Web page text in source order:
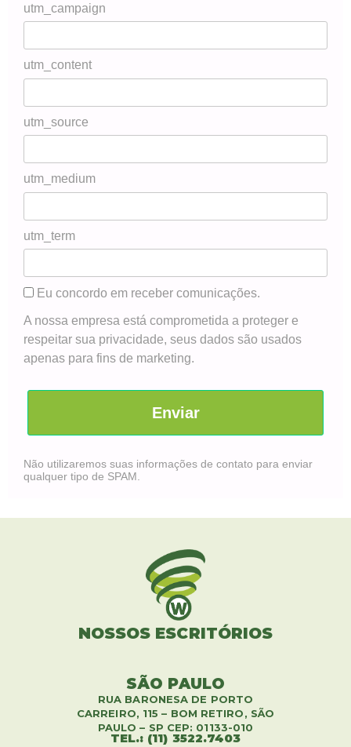
utm_campaign
utm_content
utm_source
utm_medium
utm_term
Eu concordo em receber comunicações.
A nossa empresa está comprometida a proteger e
respeitar sua privacidade, seus dados são usados
apenas para fins de marketing.
Enviar
Não utilizaremos suas informações de contato para enviar
qualquer tipo de SPAM.
NOSSOS ESCRITÓRIOS
SÃO PAULO
RUA BARONESA DE PORTO
CARREIRO, 115 – BOM RETIRO, SÃO
PAULO – SP CEP: 01133-010
TEL.: (11) 3522.7403